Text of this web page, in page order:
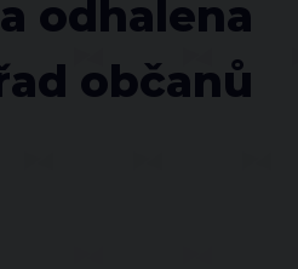
odhalena
občanů